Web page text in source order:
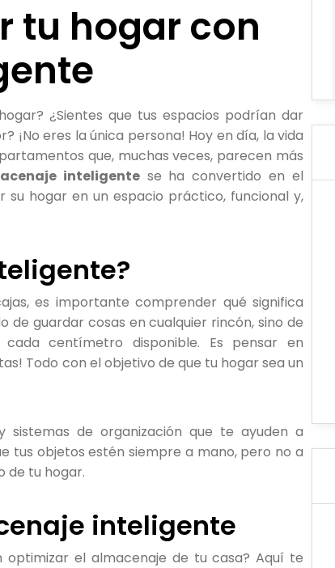
tu hogar con
¿Sientes que tus espacios podrían dar
¡No eres la única persona! Hoy en día, la vida
que, muchas veces, parecen más
inteligentese ha convertido en el
hogar en un espacio práctico, funcional y,
es importante comprender qué significa
de guardar cosas en cualquier rincón, sino de
centímetro disponible. Es pensar en
Todo con el objetivo de que tu hogar sea un
sistemas de organización que te ayuden a
tus objetos estén siempre a mano, pero no a
de tu hogar.
inteligente
el almacenaje de tu casa? Aquí te